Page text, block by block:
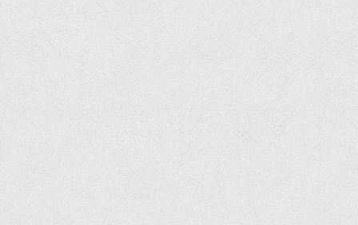
Відеозаписи вступних випробувань
Вступникам з ТОТ
Як обрати спеціальність: 10 порад вступникам
Ми в Telegram
Студентський туристичний клуб "Way to Freedom"
Студентське наукове товариство «ВАТРА»